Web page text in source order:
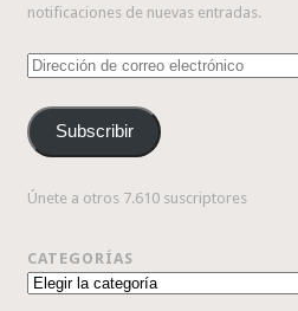
notificaciones de nuevas entradas.
Dirección
correo
electrónico
Subscribir
Únete a otros 7.610 suscriptores
CATEGORÍAS
Categorías